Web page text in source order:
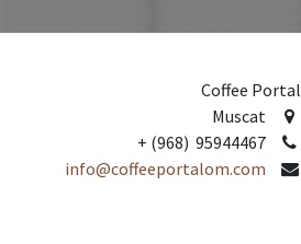
Coffee Portal
Muscat
+ (968) 95944467
info@coffeeportalom.com